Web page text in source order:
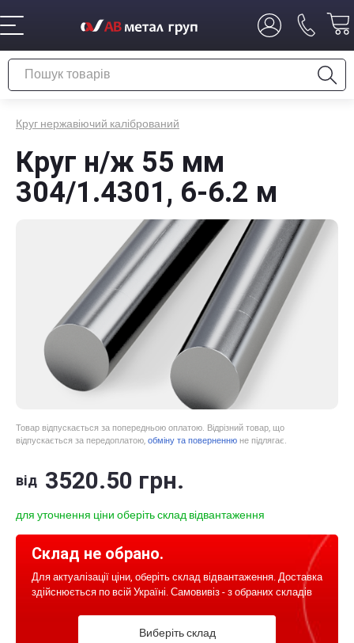
Круг нержавіючий калібрований
Круг н/ж 55 мм
304/1.4301, 6-6.2 м
Товар відпускається за попередньою оплатою. Відрізний товар, що
відпускається за передоплатою, обміну та поверненню не підлягає.
від 3520.50 грн.
для уточнення ціни оберіть склад відвантаження
Склад не обрано.
Для актуалізації ціни, оберіть склад відвантаження. Доставка
здійснюється по всій Україні. Самовивіз - з обраних складів
Виберіть склад